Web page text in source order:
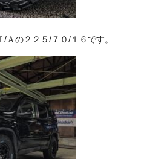
Ａの２２５/７０/１６です。